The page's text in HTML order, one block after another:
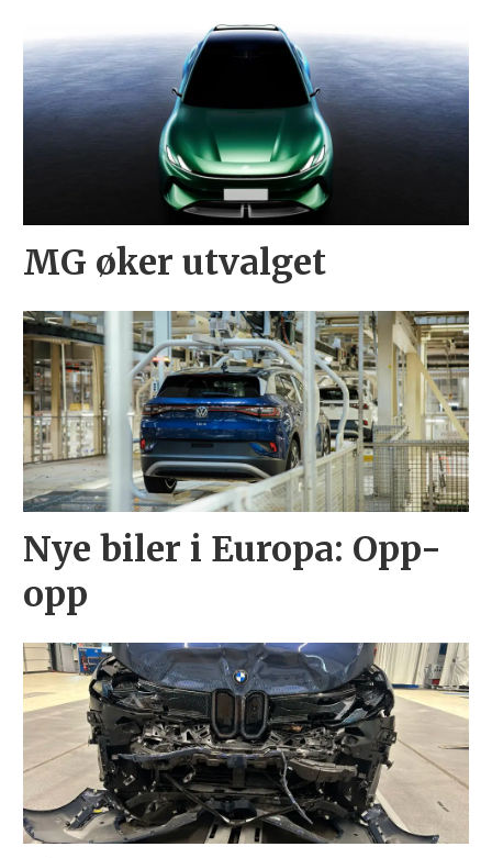
MG øker utvalget
Nye biler i Europa: Opp-
opp